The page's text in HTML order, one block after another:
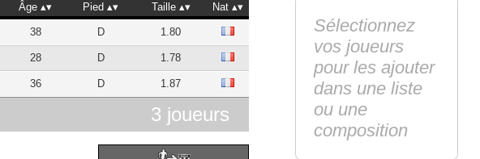
Âge Pied Taille Nat
38 D 1.80
28 D 1.78
36 D 1.87
3 joueurs
Sélectionnez
vos joueurs
pour les ajouter
dans une liste
ou une
composition